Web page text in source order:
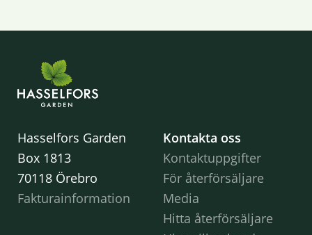
Hasselfors Garden
Box 1813
70118 Örebro
Fakturainformation
Kontakta oss
Kontaktuppgifter
För återförsäljare
Media
Hitta återförsäljare